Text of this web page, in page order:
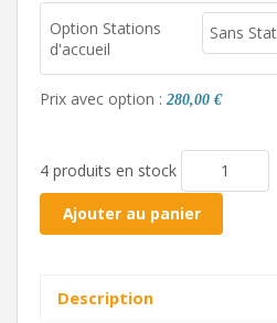
Option Stations
d'accueil
Prix avec option : 280,00 €
4 produits en stock
Ajouter au panier
Description